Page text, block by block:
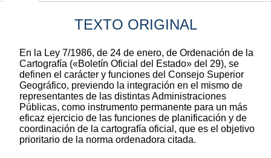
TEXTO ORIGINAL
En la Ley 7/1986, de 24 de enero, de Ordenación de la
Cartografía («Boletín Oficial del Estado» del 29), se
definen el carácter y funciones del Consejo Superior
Geográfico, previendo la integración en el mismo de
representantes de las distintas Administraciones
Públicas, como instrumento permanente para un más
eficaz ejercicio de las funciones de planificación y de
coordinación de la cartografía oficial, que es el objetivo
prioritario de la norma ordenadora citada.